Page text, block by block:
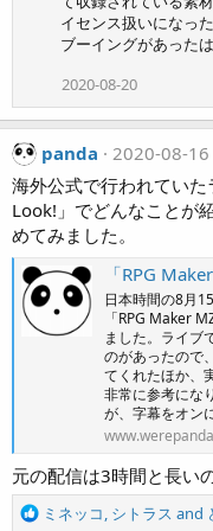
i
o
n
:
イセンス扱いになっ
ブーイングがあった
2020-08-20
panda
2020-08-16
海外公式で行われてい
Look!」でどんなことが
めてみました。
「RPG
日本時間の8月
「RPG Maker
ました。ライブ
のがあったので
てくれたほか、
非常に参考にな
が、字幕をオン
元の配信は3時間と長い
Rミネッコ シトラス and